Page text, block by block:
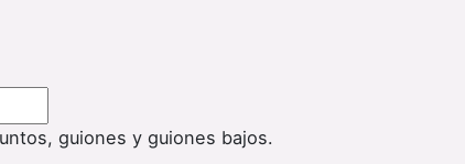
guiones y guiones bajos.